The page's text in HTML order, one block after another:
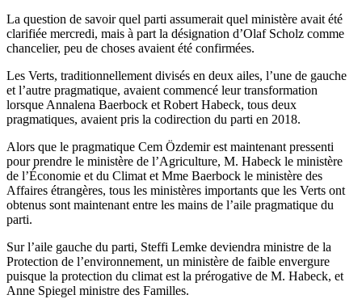
La question de savoir quel parti assumerait quel ministère avait été
clarifiée mercredi, mais à part la désignation d’Olaf Scholz comme
chancelier, peu de choses avaient été confirmées.
Les Verts, traditionnellement divisés en deux ailes, l’une de gauche
et l’autre pragmatique, avaient commencé leur transformation
lorsque Annalena Baerbock et Robert Habeck, tous deux
pragmatiques, avaient pris la codirection du parti en 2018.
Alors que le pragmatique Cem Özdemir est maintenant pressenti
pour prendre le ministère de l’Agriculture, M. Habeck le ministère
de l’Économie et du Climat et Mme Baerbock le ministère des
Affaires étrangères, tous les ministères importants que les Verts ont
obtenus sont maintenant entre les mains de l’aile pragmatique du
parti.
Sur l’aile gauche du parti, Steffi Lemke deviendra ministre de la
Protection de l’environnement, un ministère de faible envergure
puisque la protection du climat est la prérogative de M. Habeck, et
Anne Spiegel ministre des Familles.